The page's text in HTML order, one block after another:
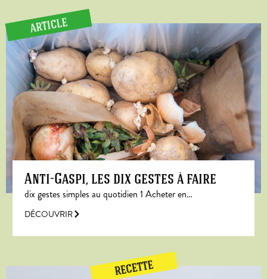
ARTICLE
Anti-Gaspi, les dix gestes à faire
dix gestes simples au quotidien 1 Acheter en…
DÉCOUVRIR
RECETTE